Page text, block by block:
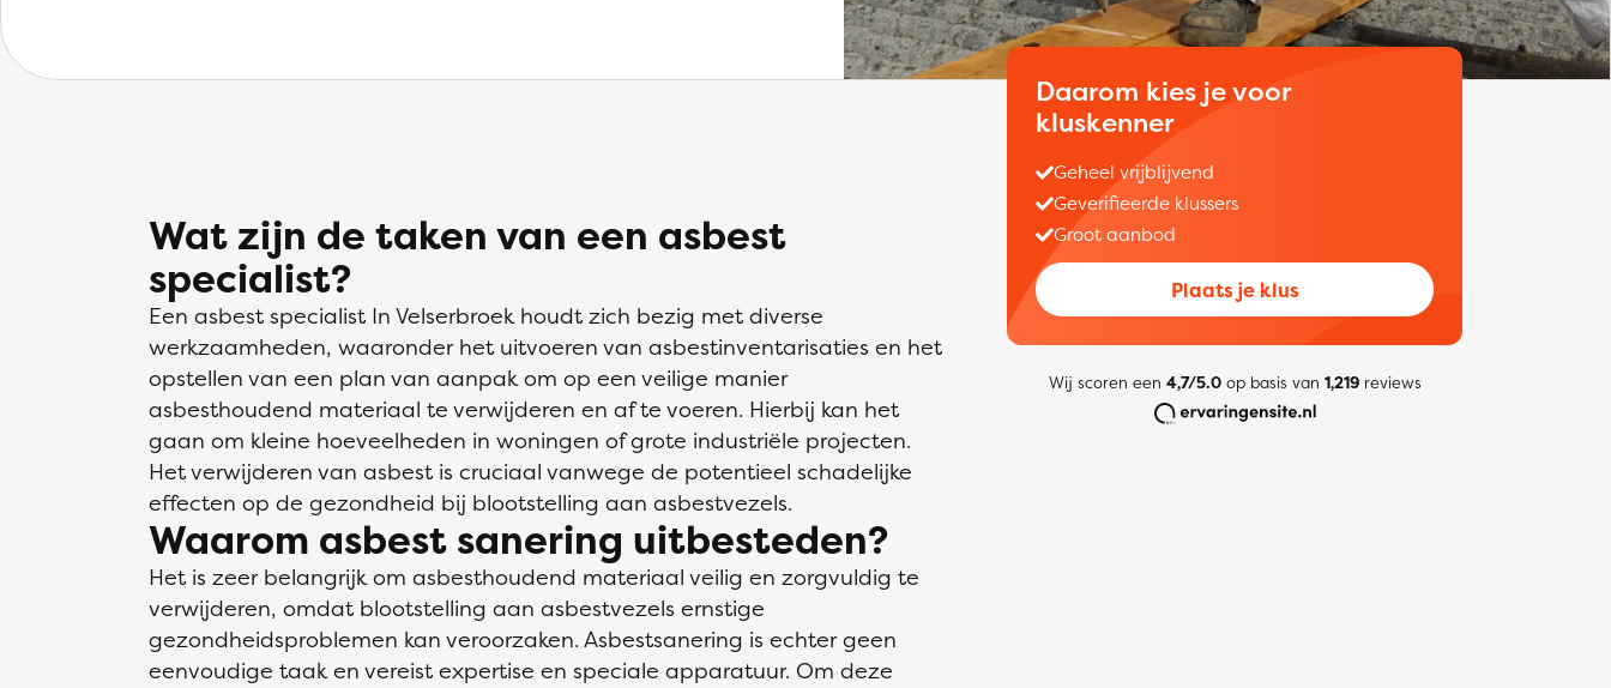
Wat zijn de taken van een asbest
specialist?
Een asbest specialist In Velserbroek houdt zich bezig met diverse
werkzaamheden, waaronder het uitvoeren van asbestinventarisaties en het
opstellen van een plan van aanpak om op een veilige manier
asbesthoudend materiaal te verwijderen en af te voeren. Hierbij kan het
gaan om kleine hoeveelheden in woningen of grote industriële projecten.
Het verwijderen van asbest is cruciaal vanwege de potentieel schadelijke
effecten op de gezondheid bij blootstelling aan asbestvezels.
Waarom asbest sanering uitbesteden?
Het is zeer belangrijk om asbesthoudend materiaal veilig en zorgvuldig te
verwijderen, omdat blootstelling aan asbestvezels ernstige
gezondheidsproblemen kan veroorzaken. Asbestsanering is echter geen
eenvoudige taak en vereist expertise en speciale apparatuur. Om deze
Daarom kies je voor
kluskenner
Geheel vrijblijvend
Geverifieerde klussers
Groot aanbod
Plaats je klus
Wij scoren een 4,7/5.0op basis van 1,219reviews